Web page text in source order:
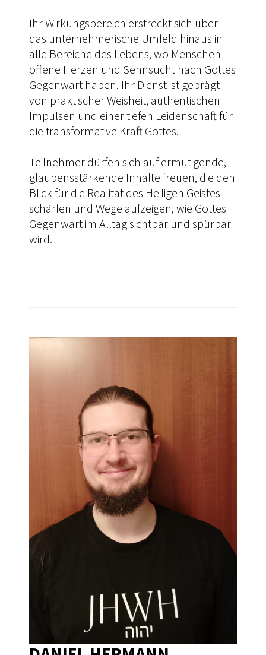
Ihr Wirkungsbereich erstreckt sich über
das unternehmerische Umfeld hinaus in
alle Bereiche des Lebens, wo Menschen
offene Herzen und Sehnsucht nach Gottes
Gegenwart haben. Ihr Dienst ist geprägt
von praktischer Weisheit, authentischen
Impulsen und einer tiefen Leidenschaft für
die transformative Kraft Gottes.
Teilnehmer dürfen sich auf ermutigende,
glaubensstärkende Inhalte freuen, die den
Blick für die Realität des Heiligen Geistes
schärfen und Wege aufzeigen, wie Gottes
Gegenwart im Alltag sichtbar und spürbar
wird.